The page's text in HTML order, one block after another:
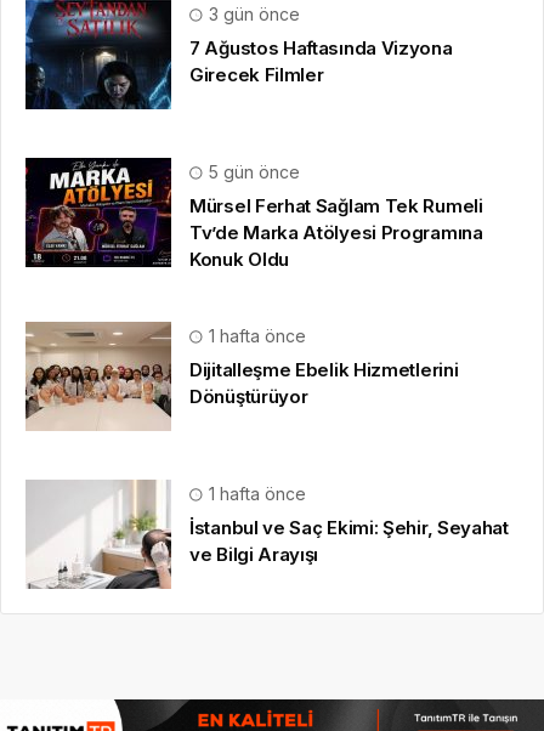
3 gün önce
7 Ağustos Haftasında Vizyona
Girecek Filmler
5 gün önce
Mürsel Ferhat Sağlam Tek Rumeli
Tv’de Marka Atölyesi Programına
Konuk Oldu
1 hafta önce
Dijitalleşme Ebelik Hizmetlerini
Dönüştürüyor
1 hafta önce
İstanbul ve Saç Ekimi: Şehir, Seyahat
ve Bilgi Arayışı